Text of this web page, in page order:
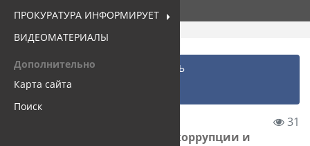
ПРОКУРАТУРА ИНФОРМИРУЕТ
ВИДЕОМАТЕРИАЛЫ
Дополнительно
Карта сайта
Поиск
Главная ...
ДЕЯТЕЛЬНОСТЬ
Противодействие коррупции
Опрос по вопросам корр...
31
Опрос по вопросам коррупции и